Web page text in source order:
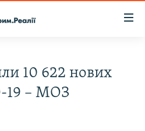
10 622 нових
19 – МОЗ